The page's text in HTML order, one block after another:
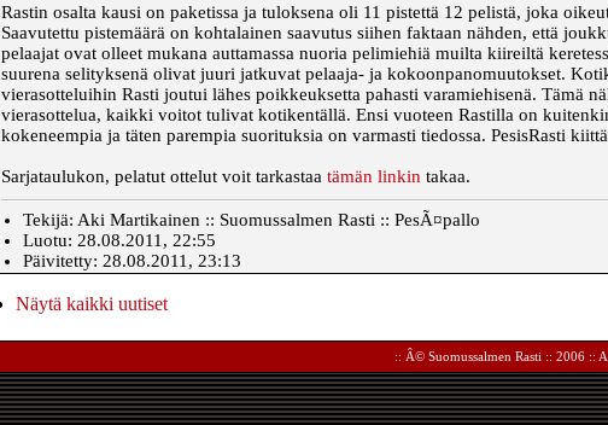
Rastin osalta kausi on paketissa ja tuloksena oli 11 pistettä 12 pelistä, joka
Saavutettu pistemäärä on kohtalainen saavutus siihen faktaan nähden, että
pelaajat ovat olleet mukana auttamassa nuoria pelimiehiä muilta kiireiltä
suurena selityksenä olivat juuri jatkuvat pelaaja- ja kokoonpanomuutokset.
vierasotteluihin Rasti joutui lähes poikkeuksetta pahasti varamiehisenä. Tämä
vierasottelua, kaikki voitot tulivat kotikentällä. Ensi vuoteen Rastilla on
kokeneempia ja täten parempia suorituksia on varmasti tiedossa. PesisRasti
Sarjataulukon, pelatut ottelut voit tarkastaa tämän linkin takaa.
Tekijä: Aki Martikainen :: Suomussalmen Rasti :: PesÃ¤pallo
Luotu: 28.08.2011, 22:55
Päivitetty: 28.08.2011, 23:13
Näytä kaikki uutiset
:: Â© Suomussalmen Rasti :: 2006 ::